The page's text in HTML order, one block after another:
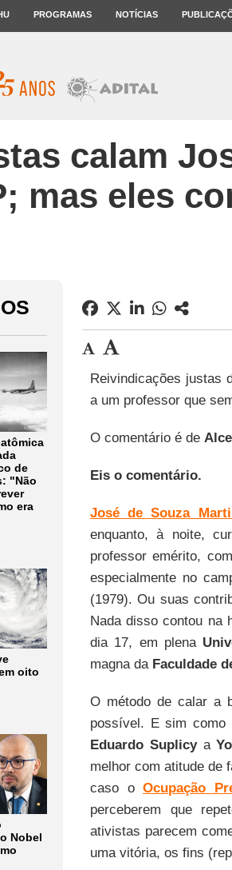
PROGRAMAS NOTÍCIAS
calam
mas eles
de
"Não
era
oito
Nobel
Reivindicações justas
a um professor que
O comentário é de
Eis o comentário.
José de Souza
enquanto, à noite,
professor emérito,
especialmente no
(1979). Ou suas
Nada disso contou na
dia 17, em plena
magna da Faculdade
O método de calar a
possível. E sim como
Eduardo Suplicya
melhor com atitude de
caso oOcupação
perceberem que
ativistas parecem
uma vitória, os fins